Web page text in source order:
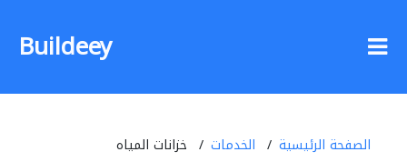
Buildeey
الصفحة الرئيسية الخدمات خزانات المياه